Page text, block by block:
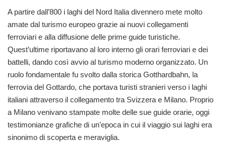
A partire dall’800 i laghi del Nord Italia divennero mete molto
amate dal turismo europeo grazie ai nuovi collegamenti
ferroviari e alla diffusione delle prime guide turistiche.
Quest’ultime riportavano al loro interno gli orari ferroviari e dei
battelli, dando così avvio al turismo moderno organizzato. Un
ruolo fondamentale fu svolto dalla storica Gotthardbahn, la
ferrovia del Gottardo, che portava turisti stranieri verso i laghi
italiani attraverso il collegamento tra Svizzera e Milano. Proprio
a Milano venivano stampate molte delle sue guide orarie, oggi
testimonianze grafiche di un’epoca in cui il viaggio sui laghi era
sinonimo di scoperta e meraviglia.